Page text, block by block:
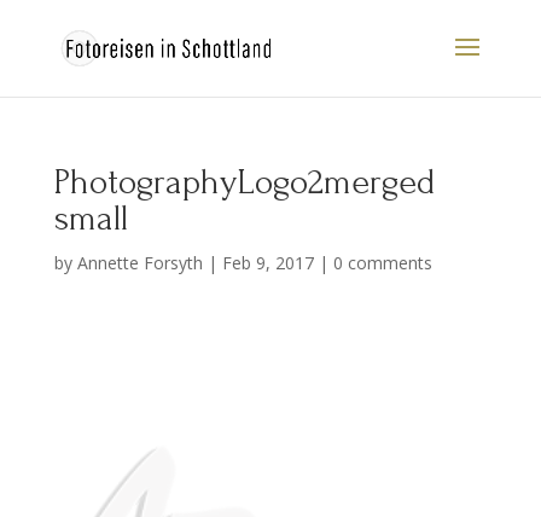
PhotographyLogo2merged
small
by Annette Forsyth | Feb 9, 2017| 0 comments